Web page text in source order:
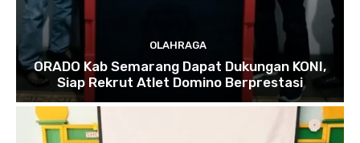
OLAHRAGA
ORADO Kab Semarang Dapat Dukungan KONI,
Siap Rekrut Atlet Domino Berprestasi